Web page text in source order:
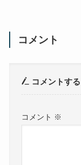
コメント
コメントする
コメント ※